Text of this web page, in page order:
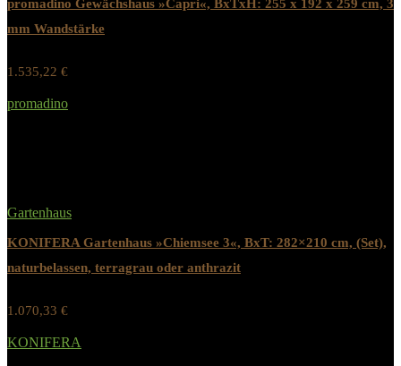
promadino Gewächshaus »Capri«, BxTxH: 255 x 192 x 259 cm, 3
mm Wandstärke
1.535,22 €
promadino
Gartenhaus
KONIFERA Gartenhaus »Chiemsee 3«, BxT: 282×210 cm, (Set),
naturbelassen, terragrau oder anthrazit
1.070,33 €
KONIFERA